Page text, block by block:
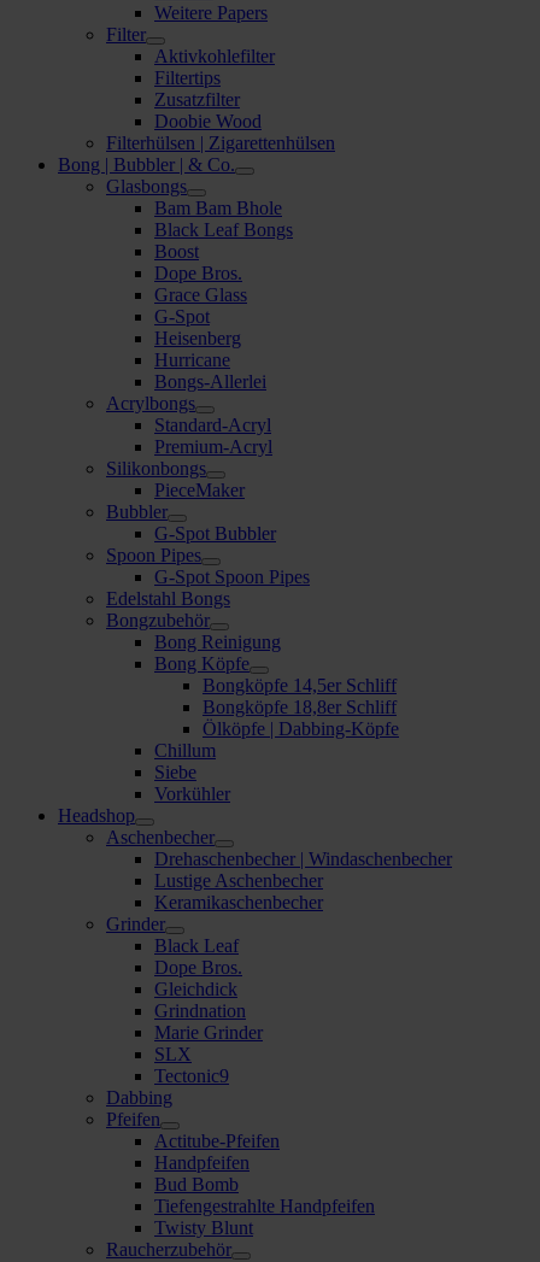
Weitere Papers
Filter
Aktivkohlefilter
Filtertips
Zusatzfilter
Doobie Wood
Filterhülsen | Zigarettenhülsen
Bong | Bubbler | & Co.
Glasbongs
Bam Bam Bhole
Black Leaf Bongs
Boost
Dope Bros.
Grace Glass
G-Spot
Heisenberg
Hurricane
Bongs-Allerlei
Acrylbongs
Standard-Acryl
Premium-Acryl
Silikonbongs
PieceMaker
Bubbler
G-Spot Bubbler
Spoon Pipes
G-Spot Spoon Pipes
Edelstahl Bongs
Bongzubehör
Bong Reinigung
Bong Köpfe
Bongköpfe 14,5er Schliff
Bongköpfe 18,8er Schliff
Ölköpfe | Dabbing-Köpfe
Chillum
Siebe
Vorkühler
Headshop
Aschenbecher
Drehaschenbecher | Windaschenbecher
Lustige Aschenbecher
Keramikaschenbecher
Grinder
Black Leaf
Dope Bros.
Gleichdick
Grindnation
Marie Grinder
SLX
Tectonic9
Dabbing
Pfeifen
Actitube-Pfeifen
Handpfeifen
Bud Bomb
Tiefengestrahlte Handpfeifen
Twisty Blunt
Raucherzubehör